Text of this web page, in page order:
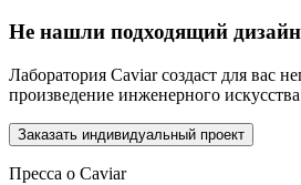
Не нашли подходящий
Лаборатория Caviar создаст для вас
произведение инженерного
Заказать индивидуальный проект
Пресса о Caviar